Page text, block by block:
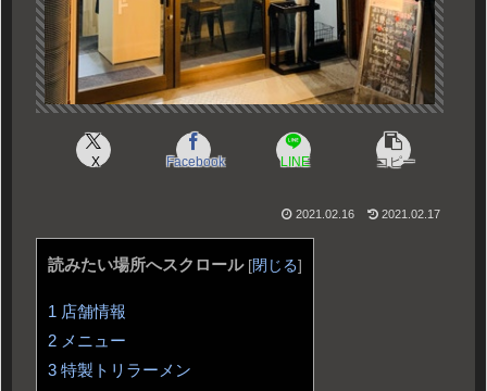
X Facebook LINE コピー
2021.02.16 2021.02.17
読みたい場所へスクロール [閉じる]
1 店舗情報
2 メニュー
3 特製トリラーメン